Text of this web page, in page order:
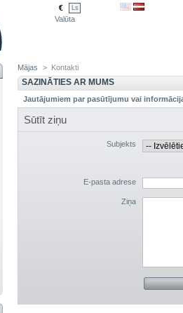
€ Ls
Valūta
Mājas > Kontakti
SAZINĀTIES AR MUMS
Jautājumiem par pasūtījumu vai
Sūtīt ziņu
Subjekts
E-pasta adrese
Ziņa